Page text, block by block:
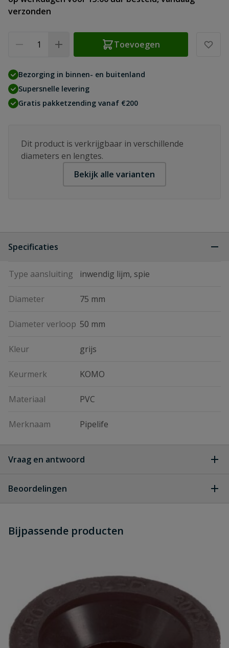
verzonden
Toevoegen
Bezorging in binnen- en buitenland
Supersnelle levering
Gratis pakketzending vanaf €200
Dit product is verkrijgbaar in verschillende
diameters en lengtes.
Bekijk alle varianten
Specificaties
Type aansluiting inwendig lijm, spie
Diameter 75 mm
Diameter verloop 50 mm
Kleur grijs
Keurmerk KOMO
Materiaal PVC
Merknaam Pipelife
Vraag en antwoord
dit product?
Beoordelingen
Schrijf zelf een beoordeling
Uw waardering:
Bijpassende producten